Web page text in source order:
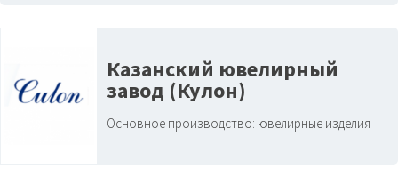
Казанский ювелирный
завод (Кулон)
Основное производство: ювелирные изделия